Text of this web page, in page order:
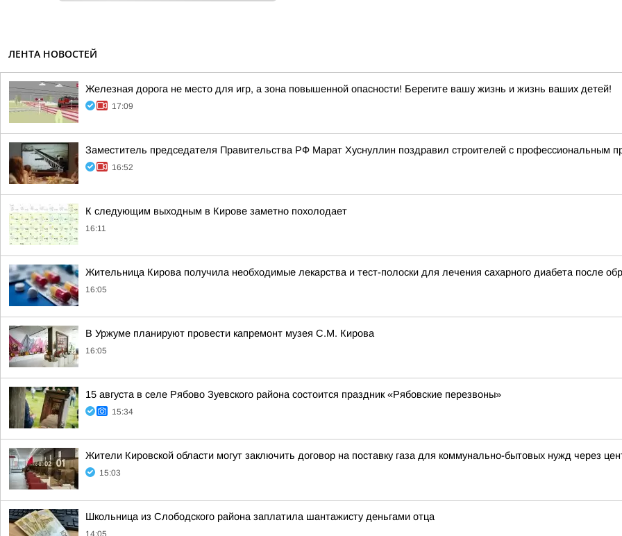
ЛЕНТА НОВОСТЕЙ
Железная дорога не место для игр, а зона повышенной опасности! Берегите вашу жизнь и жизнь ваших детей!
17:09
Заместитель председателя Правительства РФ Марат Хуснуллин поздравил строителей с профессиональным
16:52
К следующим выходным в Кирове заметно похолодает
16:11
Жительница Кирова получила необходимые лекарства и тест-полоски для лечения сахарного диабета после
16:05
В Уржуме планируют провести капремонт музея С.М. Кирова
16:05
15 августа в селе Рябово Зуевского района состоится праздник «Рябовские перезвоны»
15:34
Жители Кировской области могут заключить договор на поставку газа для коммунально-бытовых нужд через
15:03
Школьница из Слободского района заплатила шантажисту деньгами отца
14:05